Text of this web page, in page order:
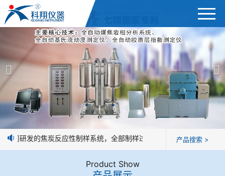
产品展示 ＞
焦炭高温性能检测系统
焦化行业检测及优化配煤设备
球团矿/烧结矿/块矿高温冶金性能检测系统
公司简介
新闻中心
企业业绩
公司研发的焦炭反应性制样系统，全部制样过程机械化操作，没有人
产品搜索 >
Product Show